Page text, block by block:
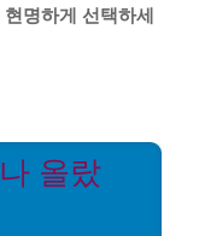
명하게 선택하세
올랐